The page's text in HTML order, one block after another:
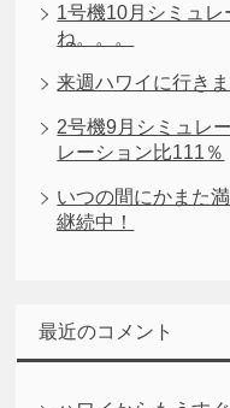
1号機10月シミュ
ね。。。
来週ハワイに行き
2号機9月シミュレ
レーション比111％
いつの間にかまた
継続中！
最近のコメント